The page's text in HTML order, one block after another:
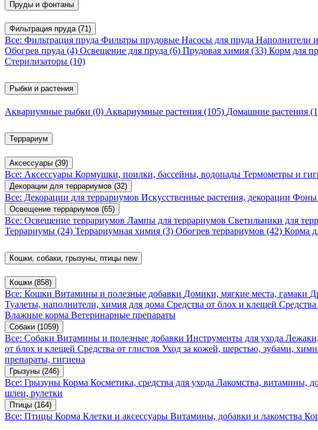
Пруды и фонтаны
Фильтрация пруда (71)
Все: Фильтрация пруда Фильтры прудовые Насосы для пруда Наполнители
Обогрев пруда (4) Освещение для пруда (6) Прудовая химия (33) Корм для
Стерилизаторы (10)
Рыбки и растения
Аквариумные рыбки (0) Аквариумные растения (105) Домашние растения
Террариум
Аксессуары (39)
Все: Аксессуары Кормушки, поилки, бассейны, водопады Термометры и
Декорации для террариумов (32)
Все: Декорации для террариумов Искусственные растения, декорации Фоны
Освещение террариумов (65)
Все: Освещение террариумов Лампы для террариумов Светильники для
Террариумы (24) Террариумная химия (3) Обогрев террариумов (42) Корма
Кошки, собаки, грызуны, птицы new
Кошки (858)
Все: Кошки Витамины и полезные добавки Домики, мягкие места, гамаки
Туалеты, наполнители, химия для дома Средства от блох и клещей Средства
Влажные корма Ветеринарные препараты
Собаки (1059)
Все: Собаки Витамины и полезные добавки Инструменты для ухода
от блох и клещей Средства от глистов Уход за кожей, шерстью, зубами,
препараты, гигиена
Грызуны (246)
Все: Грызуны Корма Косметика, средства для ухода Лакомства, витамины,
шлеи, рулетки
Птицы (164)
Все: Птицы Корма Клетки и аксессуары Витамины, добавки и лакомства